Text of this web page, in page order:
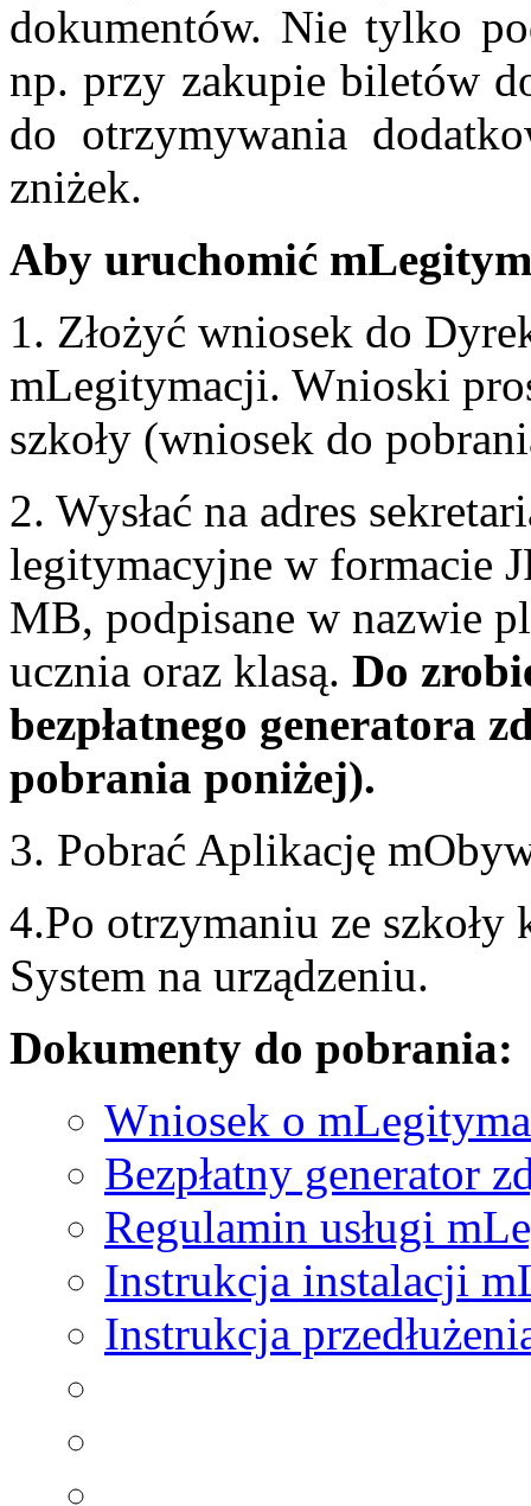
dokumentów. Nie tylko
np. przy zakupie biletów
do otrzymywania
zniżek.
Aby uruchomić
1. Złożyć wniosek do
mLegitymacji. Wnioski
szkoły (wniosek do
2. Wysłać na adres
legitymacyjne w formacie
MB, podpisane w nazwie
ucznia oraz klasą. Do
bezpłatnego generatora
pobrania poniżej).
3. Pobrać Aplikację
4.Po otrzymaniu ze
System na urządzeniu.
Dokumenty do pobrania:
Wniosek o
Bezpłatny generator
Regulamin usługi
Instrukcja instalacji
Instrukcja